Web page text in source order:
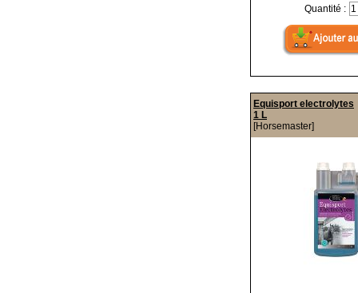
Quantité :
Equisport electrolytes
1 L
[Horsemaster]